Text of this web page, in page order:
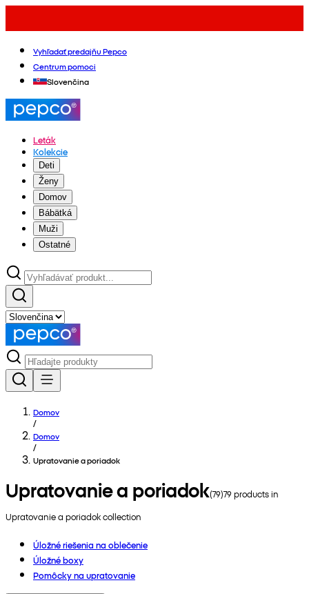
Vyhľadať predajňu Pepco
Centrum pomoci
Slovenčina
Leták
Kolekcie
Deti
Ženy
Domov
Bábätká
Muži
Ostatné
Domov
/
Domov
/
Upratovanie a poriadok
Upratovanie a poriadok(79)79 products in
Upratovanie a poriadokcollection
Úložné riešenia na oblečenie
Úložné boxy
Pomôcky na upratovanie